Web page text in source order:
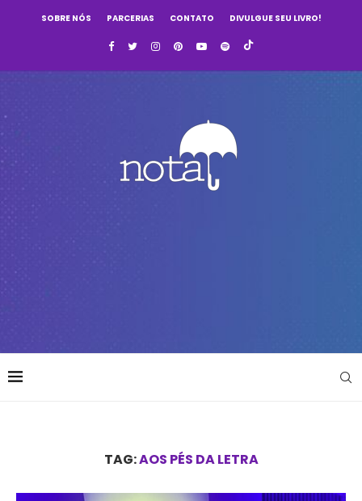
SOBRE NÓS PARCERIAS CONTATO DIVULGUE SEU LIVRO!
TAG:AOS PÉS DA LETRA